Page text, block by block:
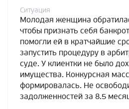
Ситуация
Молодая женщина
чтобы признать себя
помогли ей в кратчайшие
запустить процедуру в
суде. У клиентки не было
имущества. Конкурсная
формировалась. Не
задолженностей за 8.5